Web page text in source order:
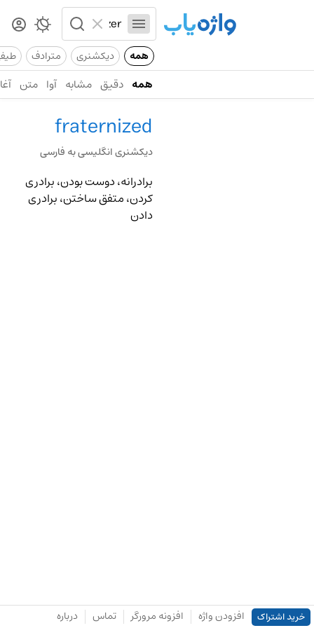
همه دیکشنری مترادف
همه دقیق مشابه آوا متن
fraternized
دیکشنری انگلیسی به فارسی
برادرانه، دوست بودن، برادری
کردن، متفق ساختن، برادری
دادن
خرید اشتراک افزودن واژه افزونه مرورگر تماس درباره